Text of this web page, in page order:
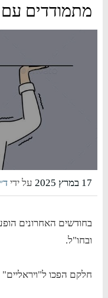
מתמודדים
17 במרץ 2025 על ידי
בחודשים האחרונים
ובחו"ל.
חלקם הפכו